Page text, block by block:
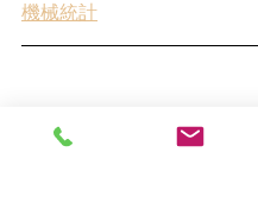
機械統計
機械設備評価